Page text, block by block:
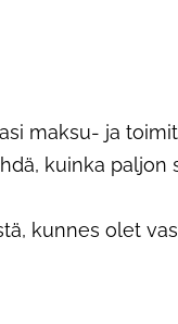
maksu- ja
kuinka paljon
kunnes olet